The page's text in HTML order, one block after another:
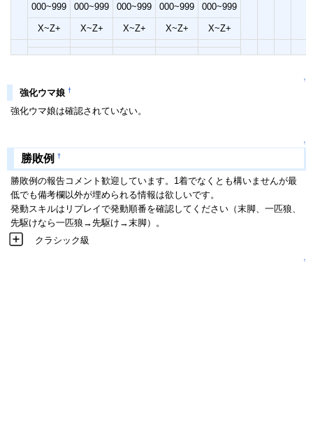
000~999 000~999 000~999 000~999 000~999
X~Z+ X~Z+ X~Z+ X~Z+ X~Z+
↑
強化ウマ娘 †
強化ウマ娘は確認されていない。
↑
勝敗例 †
勝敗例の報告コメント歓迎しています。1着でなくとも構いませんが最
低でも備考欄以外が埋められる情報は欲しいです。
発動スキルはリプレイで発動順番を確認してください（末脚、一匹狼、
先駆けなら一匹狼→先駆け→末脚）。
クラシック級
↑